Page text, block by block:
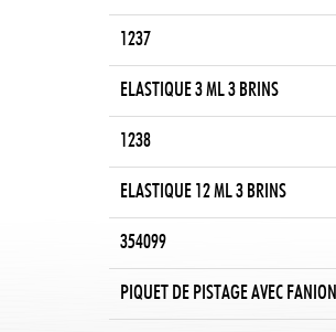
1237
ELASTIQUE 3 ML 3 BRINS
1238
ELASTIQUE 12 ML 3 BRINS
354099
PIQUET DE PISTAGE AVEC FANION